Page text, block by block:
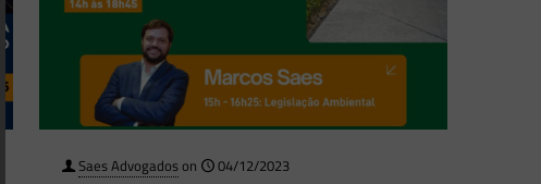
Saes Advogadoson 04/12/2023